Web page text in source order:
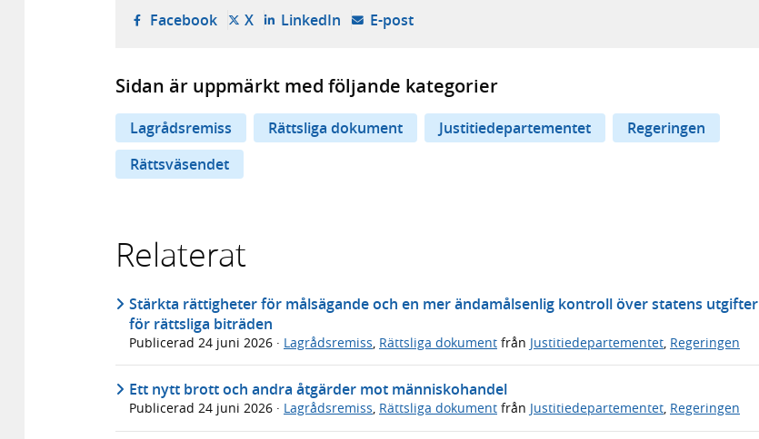
Facebook- öppnas i ny flik, extern webbplats,
X- öppnas i ny flik, extern webbplats,
LinkedIn- öppnas i ny flik, extern webbplats,
E-post- öppnar din e-postklient,
Sidan är uppmärkt med följande kategorier
Lagrådsremiss Rättsliga dokument Justitiedepartementet
Regeringen
Rättsväsendet
Relaterat
Stärkta rättigheter för målsägande och en mer ändamålsenlig kontroll över statens utgifter
för rättsliga biträden
Publicerad 24 juni 2026 · Lagrådsremiss Rättsliga dokument från Justitiedepartementet Regeringen
Ett nytt brott och andra åtgärder mot människohandel
Publicerad 24 juni 2026 · Lagrådsremiss, Rättsliga dokument från Justitiedepartementet, Regeringen